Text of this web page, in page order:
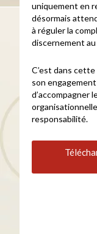
uniquement en
désormais
à réguler la
discernement
C’est dans
son
d’accompagner
responsabilité.